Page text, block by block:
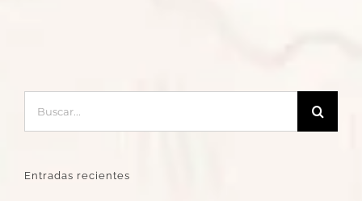
Entradas recientes